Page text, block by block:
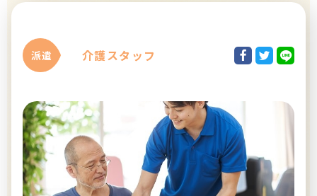
派遣 介護スタッフ